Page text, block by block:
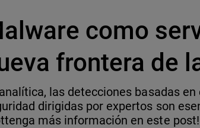
como
frontera de
las detecciones basadas
dirigidas por expertos son
más información en este post!